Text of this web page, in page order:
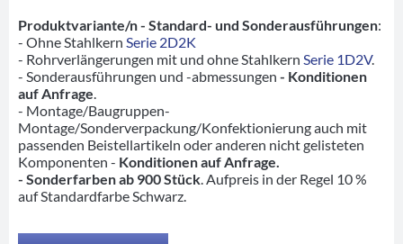
Produktvariante/n - Standard- und Sonderausführungen:
- Ohne Stahlkern Serie 2D2K
- Rohrverlängerungen mit und ohne Stahlkern Serie 1D2V.
- Sonderausführungen und -abmessungen - Konditionen
auf Anfrage
- Montage/Baugruppen-
Montage/Sonderverpackung/Konfektionierung auch mit
passenden Beistellartikeln oder anderen nicht gelisteten
Komponenten - Konditionen auf Anfrage.
- Sonderfarben ab 900 Stück . Aufpreis in der Regel 10 %
auf Standardfarbe Schwarz.